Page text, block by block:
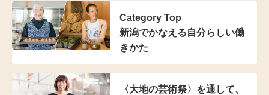
Category Top
新潟でかなえる自分らしい働
きかた
〈大地の芸術祭〉を通して、